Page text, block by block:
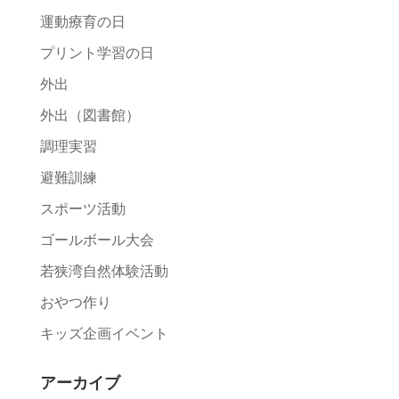
運動療育の日
プリント学習の日
外出
外出（図書館）
調理実習
避難訓練
スポーツ活動
ゴールボール大会
若狭湾自然体験活動
おやつ作り
キッズ企画イベント
アーカイブ